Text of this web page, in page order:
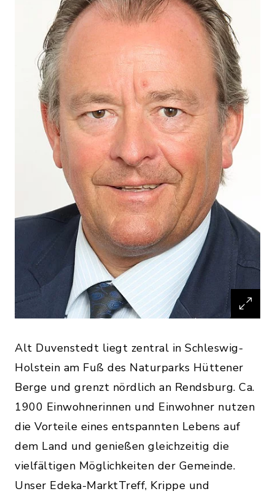
Alt Duvenstedt liegt zentral in Schleswig-
Holstein am Fuß des Naturparks Hüttener
Berge und grenzt nördlich an Rendsburg. Ca.
1900 Einwohnerinnen und Einwohner nutzen
die Vorteile eines entspannten Lebens auf
dem Land und genießen gleichzeitig die
vielfältigen Möglichkeiten der Gemeinde.
Unser Edeka-MarktTreff, Krippe und